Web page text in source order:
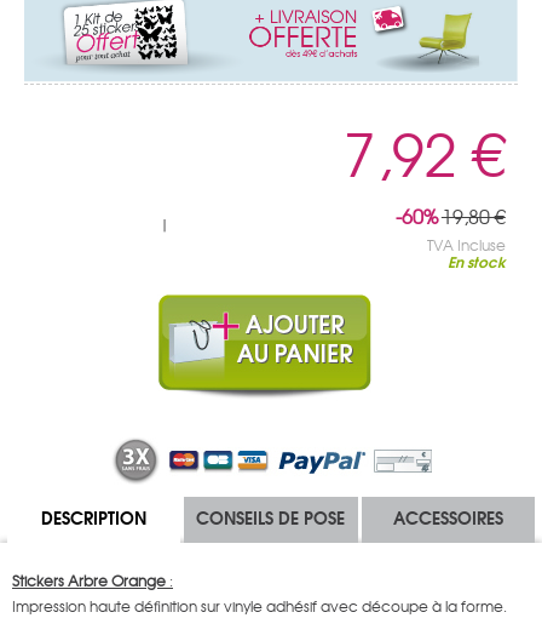
7,92 €
-60%19,80 €
TVA Incluse
En stock
|
DESCRIPTION CONSEILS DE POSE ACCESSOIRES
Stickers Arbre Orange :
Impression haute définition sur vinyle adhésif avec découpe à la forme.